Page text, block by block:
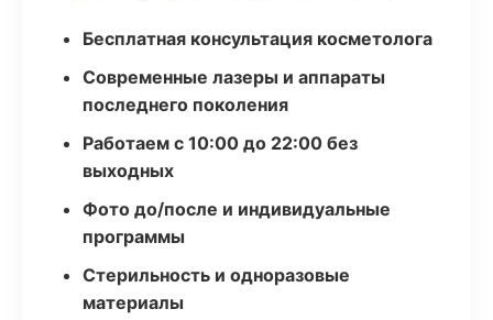
Бесплатная консультация косметолога
Современные лазеры и аппараты
последнего поколения
Работаем с 10:00 до 22:00 без
выходных
Фото до/после и индивидуальные
программы
Стерильность и одноразовые
материалы